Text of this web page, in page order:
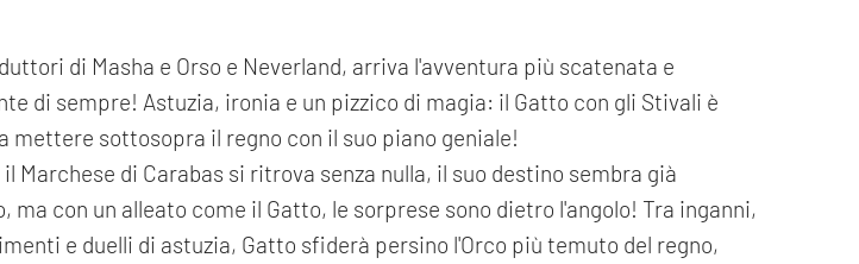
di Masha e Orso e Neverland, arriva l'avventura più scatenata e
di sempre! Astuzia, ironia e un pizzico di magia: il Gatto con gli Stivali è
mettere sottosopra il regno con il suo piano geniale!
il Marchese di Carabas si ritrova senza nulla, il suo destino sembra già
ma con un alleato come il Gatto, le sorprese sono dietro l'angolo! Tra inganni,
e duelli di astuzia, Gatto sfiderà persino l'Orco più temuto del regno,